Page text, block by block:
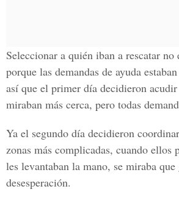
Seleccionar a quién iban a rescatar no
porque las demandas de ayuda
así que el primer día decidieron acudir
miraban más cerca, pero todas
Ya el segundo día decidieron
zonas más complicadas, cuando ellos
les levantaban la mano, se miraba
desesperación.